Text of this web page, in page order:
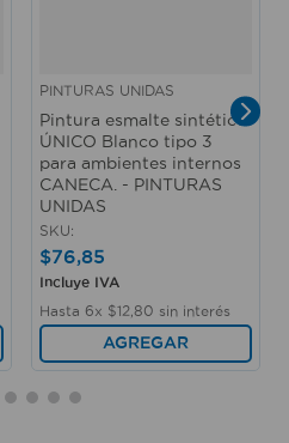
PINTURAS UNIDAS
Pintura esmalte sintético
ÚNICO Blanco tipo 3
para ambientes internos
CANECA. - PINTURAS
UNIDAS
SKU:
$76,85
Incluye IVA
Hasta 6x $12 80 sin interés
AGREGAR